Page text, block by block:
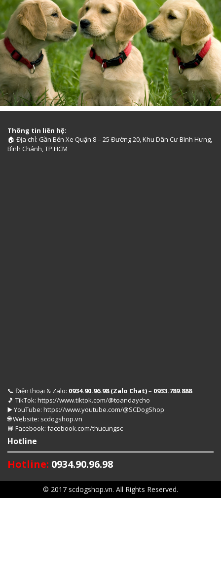
Thông tin liên hệ:
🏠 Địa chỉ: Gần Bến Xe Quận 8 – 25 Đường 20, Khu Dân Cư Bình Hưng,
Bình Chánh, TP.HCM
📞 Điện thoại & Zalo: 0934.90.96.98 (Zalo Chat)– 0933.789.888
🎵 TikTok: https://www.tiktok.com/@toandaycho
▶️ YouTube: https://www.youtube.com/@SCDogShop
🌐Website: scdogshop.vn
📘 Facebook: facebook.com/thucungsc
Hotline
Hotline: 0934.90.96.98
© 2017 scdogshop.vn. All Rights Reserved.